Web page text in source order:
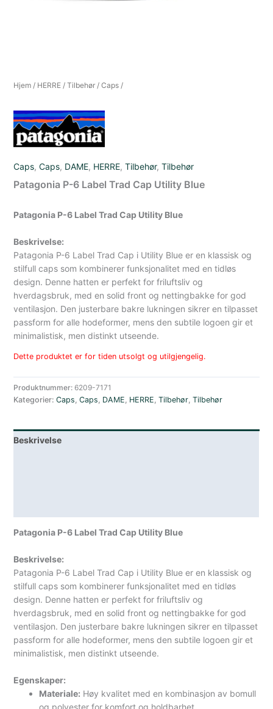
Hjem / HERRE /Tilbehør /Caps /
Caps,Caps, DAME, HERRE,Tilbehør,Tilbehør
Patagonia P-6 Label Trad Cap Utility Blue
Patagonia P-6 Label Trad Cap Utility Blue
Beskrivelse:
Patagonia P-6 Label Trad Cap i Utility Blue er en klassisk og
stilfull caps som kombinerer funksjonalitet med en tidløs
design. Denne hatten er perfekt for friluftsliv og
hverdagsbruk, med en solid front og nettingbakke for god
ventilasjon. Den justerbare bakre lukningen sikrer en tilpasset
passform for alle hodeformer, mens den subtile logoen gir et
minimalistisk, men distinkt utseende.
Dette produktet er for tiden utsolgt og utilgjengelig.
Produktnummer: 6209-7171
Kategorier:Caps ,Caps DAME HERRE ,Tilbehør ,Tilbehør
Beskrivelse
Patagonia P-6 Label Trad Cap Utility Blue
Beskrivelse:
Patagonia P-6 Label Trad Cap i Utility Blue er en klassisk og
stilfull caps som kombinerer funksjonalitet med en tidløs
design. Denne hatten er perfekt for friluftsliv og
hverdagsbruk, med en solid front og nettingbakke for god
ventilasjon. Den justerbare bakre lukningen sikrer en tilpasset
passform for alle hodeformer, mens den subtile logoen gir et
minimalistisk, men distinkt utseende.
Egenskaper:
Materiale: Høy kvalitet med en kombinasjon av bomull
og polyester for komfort og holdbarhet.